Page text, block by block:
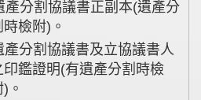
時檢附)。
印鑑證明(有遺產分割時檢
)。